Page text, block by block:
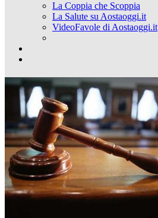
La Coppia che Scoppia
La Salute su Aostaoggi.it
VideoFavole di Aostaoggi.it